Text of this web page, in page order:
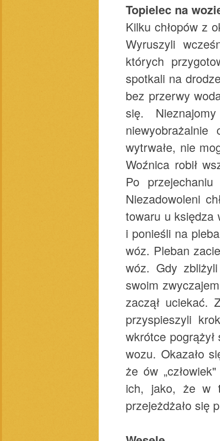
Topielec na
Kilku chłopów z
Wyruszyli
których
spotkali na
bez przerwy
się.
wytrwałe, nie
Woźnica robił
Po
Niezadowoleni
towaru u księdza
i ponieśli na
wóz. Pleban
wóz. Gdy
swoim
zaczął uciekać.
przyspieszyli
wkrótce
wozu. Okazało
że ów
ich, jako, że w
przejeżdżało się